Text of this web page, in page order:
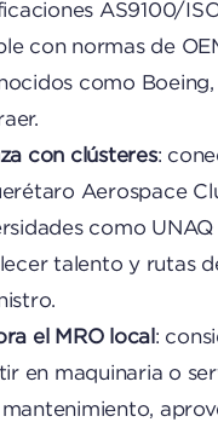
AS9100/
con normas de
como
con clústeres:
Aerospace
como UNAQ
talento y rutas
el MRO local :
en maquinaria o